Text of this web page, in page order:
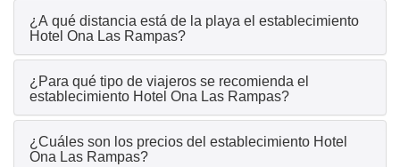
¿A qué distancia está de la playa el establecimiento
Hotel Ona Las Rampas?
¿Para qué tipo de viajeros se recomienda el
establecimiento Hotel Ona Las Rampas?
¿Cuáles son los precios del establecimiento Hotel
Ona Las Rampas?